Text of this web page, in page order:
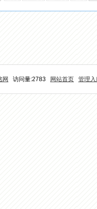
网 访问量:2783 网站首页 管理